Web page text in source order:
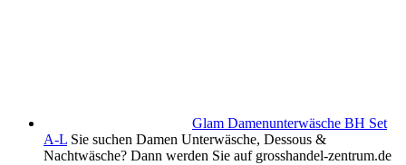
Glam Damenunterwäsche BH Set
A-L Sie suchen Damen Unterwäsche, Dessous &
Nachtwäsche? Dann werden Sie auf grosshandel-zentrum.de